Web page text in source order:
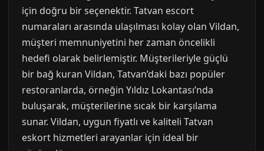
için doğru bir seçenektir. Tatvan escort
numaraları arasında ulaşılması kolay olan Vildan,
müşteri memnuniyetini her zaman öncelikli
hedefi olarak belirlemiştir. Müşterileriyle güçlü
bir bağ kuran Vildan, Tatvan’daki bazı popüler
restoranlarda, örneğin Yıldız Lokantası’nda
buluşarak, müşterilerine sıcak bir karşılama
sunar. Vildan, uygun fiyatlı ve kaliteli Tatvan
eskort hizmetleri arayanlar için ideal bir